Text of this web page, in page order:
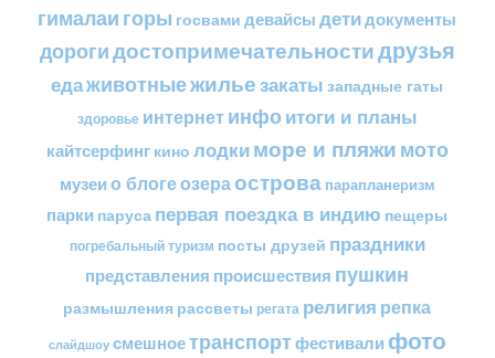
гималаи горы госвами девайсы детидокументы
дорогидостопримечательностидрузья
едаживотныежильезакаты западные гаты
здоровье интернетинфоитоги и планы
кайтсерфинг кино лодкиморе и пляжимото
музеи о блогеозераострова парапланеризм
парки паруса первая поездка в индию пещеры
погребальный туризм посты друзей праздники
представления происшествия пушкин
размышления рассветы регата религия репка
слайдшоу смешноетранспортфестивали фото